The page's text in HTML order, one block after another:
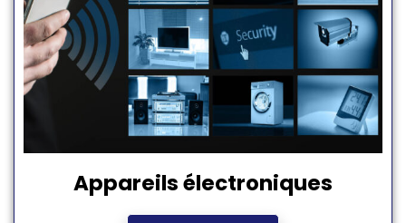
Appareils électroniques